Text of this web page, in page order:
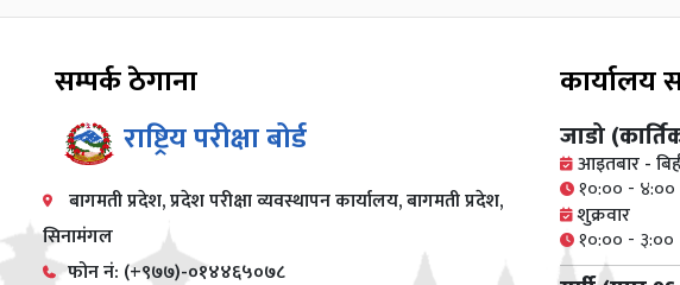
सम्पर्क ठेगाना
राष्ट्रिय परीक्षा बोर्ड
बागमती प्रदेश, प्रदेश परीक्षा व्यवस्थापन कार्यालय, बागमती प्रदेश,
सिनामंगल
फोन नं: (+९७७)-०१४४६५०७८
कार्यालय
जाडो
आइतबार -
१०:०० - ४:००
शुक्रवार
१०:०० - ३:००